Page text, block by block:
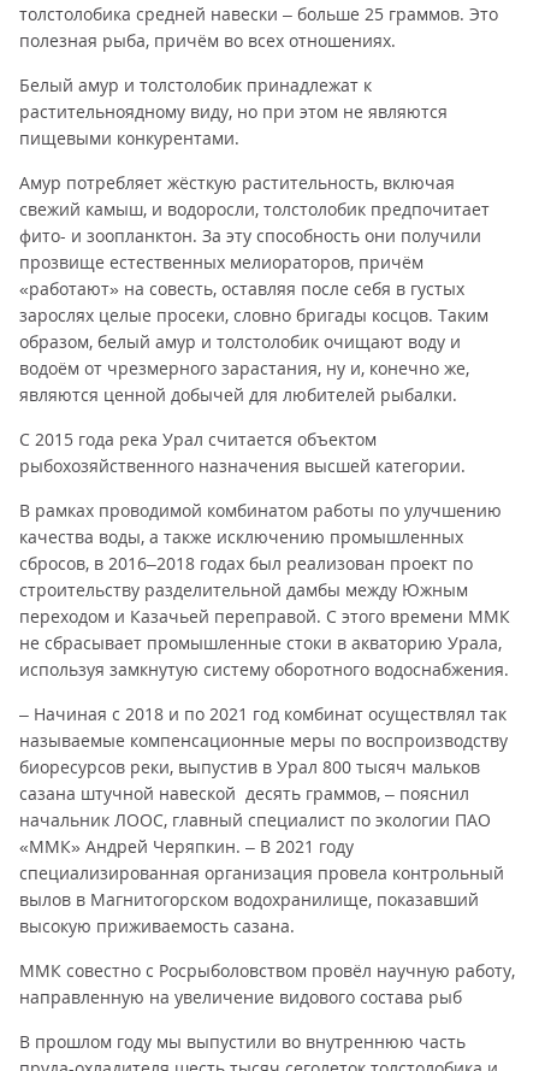
толстолобика средней навески – больше 25 граммов. Это
полезная рыба, причём во всех отношениях.
Белый амур и толстолобик принадлежат к
растительноядному виду, но при этом не являются
пищевыми конкурентами.
Амур потребляет жёсткую растительность, включая
свежий камыш, и водоросли, толстолобик предпочитает
фито- и зоопланктон. За эту способность они получили
прозвище естественных мелиораторов, причём
«работают» на совесть, оставляя после себя в густых
зарослях целые просеки, словно бригады косцов. Таким
образом, белый амур и толстолобик очищают воду и
водоём от чрезмерного зарастания, ну и, конечно же,
являются ценной добычей для любителей рыбалки.
С 2015 года река Урал считается объектом
рыбохозяйственного назначения высшей категории.
В рамках проводимой комбинатом работы по улучшению
качества воды, а также исключению промышленных
сбросов, в 2016–2018 годах был реализован проект по
строительству разделительной дамбы между Южным
переходом и Казачьей переправой. С этого времени ММК
не сбрасывает промышленные стоки в акваторию Урала,
используя замкнутую систему оборотного водоснабжения.
– Начиная с 2018 и по 2021 год комбинат осуществлял так
называемые компенсационные меры по воспроизводству
биоресурсов реки, выпустив в Урал 800 тысяч мальков
сазана штучной навеской десять граммов, – пояснил
начальник ЛООС, главный специалист по экологии ПАО
«ММК» Андрей Черяпкин. – В 2021 году
специализированная организация провела контрольный
вылов в Магнитогорском водохранилище, показавший
высокую приживаемость сазана.
ММК совестно с Росрыболовством провёл научную работу,
направленную на увеличение видового состава рыб
В прошлом году мы выпустили во внутреннюю часть